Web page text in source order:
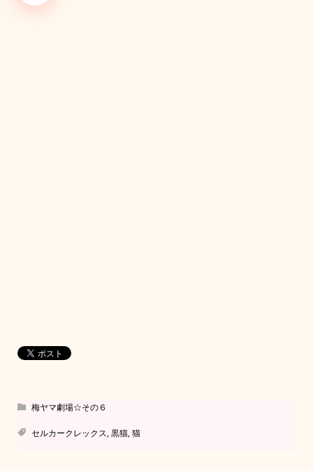
梅ヤマ劇場☆その６
セルカークレックス,黒猫,猫